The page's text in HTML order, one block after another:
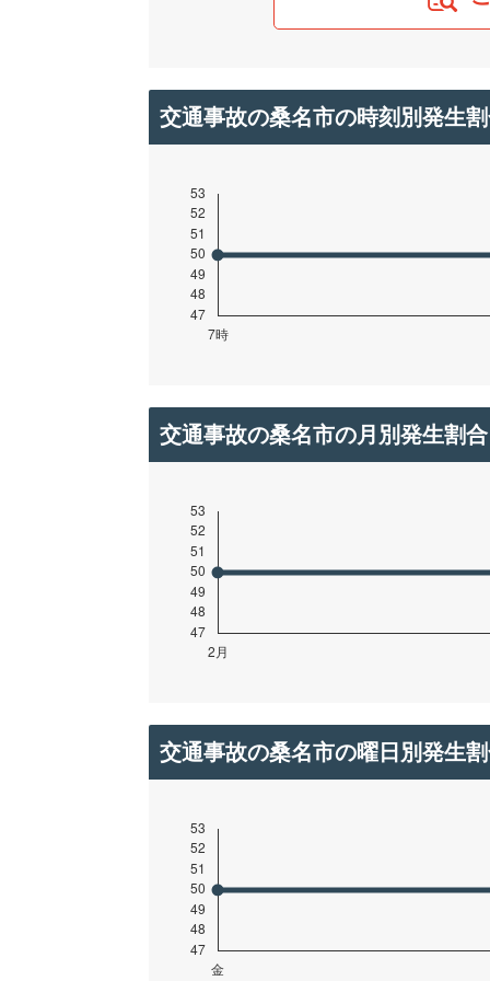
交通事故の桑名市の時刻別発生
交通事故の桑名市の月別発生割合
交通事故の桑名市の曜日別発生